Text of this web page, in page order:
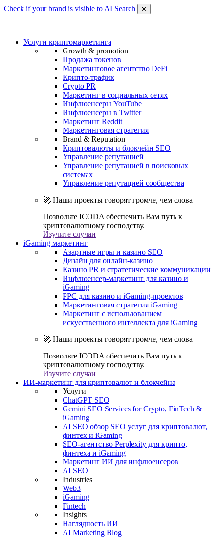
Check if your brand is visible to AI Search ✕
Услуги криптомаркетинга
Growth & promotion
Продажа токенов
Маркетинговое агентство DeFi
Крипто-трафик
Crypto PR
Маркетинг в социальных сетях
Инфлюенсеры YouTube
Инфлюенсеры в Twitter
Маркетинг Reddit
Маркетинговая стратегия
Brand & Reputation
Криптовалюты и блокчейн SEO
Управление репутацией
Управление репутацией в поисковых
системах
Управление репутацией сообщества
🚀 Наши проекты говорят громче, чем слова
Позвольте ICODA обеспечить Вам путь к
криптовалютному господству.
Изучите случаи
iGaming маркетинг
Азартные игры и казино SEO
Дизайн для онлайн-казино
Казино PR и стратегические коммуникации
Инфлюенсер-маркетинг для казино и
iGaming
PPC для казино и iGaming-проектов
Маркетинговая стратегия iGaming
Маркетинг с использованием
искусственного интеллекта для iGaming
🚀 Наши проекты говорят громче, чем слова
Позвольте ICODA обеспечить Вам путь к
криптовалютному господству.
Изучите случаи
ИИ-маркетинг для криптовалют и блокчейна
Услуги
ChatGPT SEO
Gemini SEO Services for Crypto, FinTech &
iGaming
AI SEO обзор SEO услуг для криптовалют,
финтех и iGaming
SEO-агентство Perplexity для крипто,
финтеха и iGaming
Маркетинг ИИ для инфлюенсеров
AI SEO
Industries
Web3
iGaming
Fintech
Insights
Наглядность ИИ
AI Marketing Blog